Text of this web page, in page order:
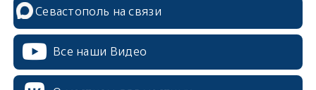
Севастополь на связи
Все наши Видео